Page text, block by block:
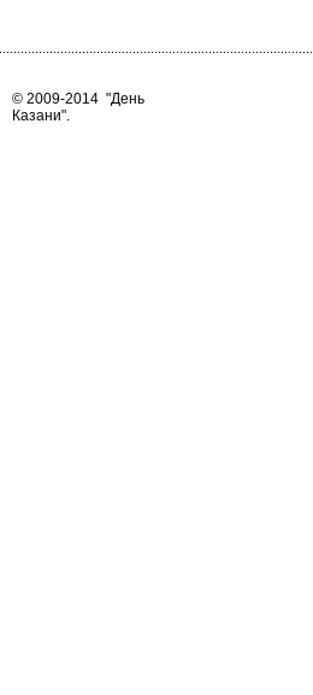
© 2009-2014 "День
Казани".